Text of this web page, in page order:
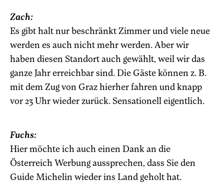
Zach:
Es gibt halt nur beschränkt Zimmer und viele neue
werden es auch nicht mehr werden. Aber wir
haben diesen Standort auch gewählt, weil wir das
ganze Jahr erreichbar sind. Die Gäste können z. B.
mit dem Zug von Graz hierher fahren und knapp
vor 23 Uhr wieder zurück. Sensationell eigentlich.
Fuchs:
Hier möchte ich auch einen Dank an die
Österreich Werbung aussprechen, dass Sie den
Guide Michelin wieder ins Land geholt hat.